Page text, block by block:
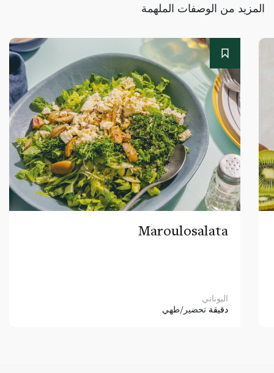
المزيد من الوصفات الملهمة
Maroulosalata
اليوناني
دقيقة تحضير/طهي